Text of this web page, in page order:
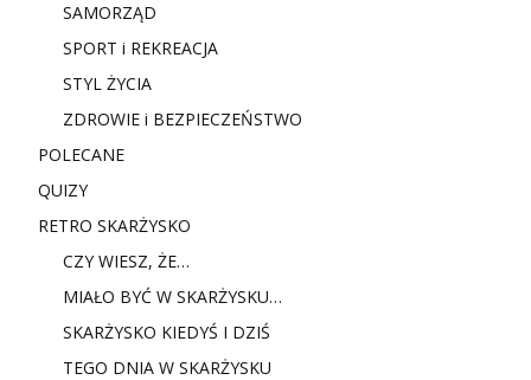
SAMORZĄD
SPORT i REKREACJA
STYL ŻYCIA
ZDROWIE i BEZPIECZEŃSTWO
POLECANE
QUIZY
RETRO SKARŻYSKO
CZY WIESZ, ŻE…
MIAŁO BYĆ W SKARŻYSKU…
SKARŻYSKO KIEDYŚ I DZIŚ
TEGO DNIA W SKARŻYSKU